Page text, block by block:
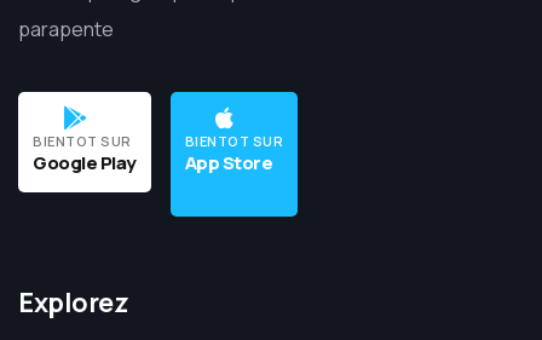
parapente
BIENTOT SUR
Google Play
BIENTOT SUR
App Store
Explorez